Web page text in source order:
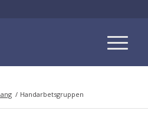
/ Handarbetsgruppen